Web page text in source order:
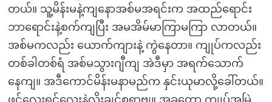
တယ်။ သူ့မိန်းမနဲ့ကျနောအစ်မအရင်းက အထည်ရောင်း
ဘာရောင်းနဲ့စက်ကျပြီး အမအိမ်မာကြာမကြာ လာတယ်။
အစ်မကလည်း ယောက်ကျားနဲ့ ကွဲနေတာ။ ကျုပ်ကလည်း
တစ်ခါတစ်ရံ အစ်မသွားဂျီကျ အဲဒီမှာ အရက်သောက်
နေကျ။ အဒီကောင်မိန်းမနာမည်က နှင်းယုမာလို့ခေါ်တယ်။
ဖင်လေးရင်လေးနဲ့လိုးချင်စရာဗျ။ အခုတော့ ကျုပ်အမြဲ